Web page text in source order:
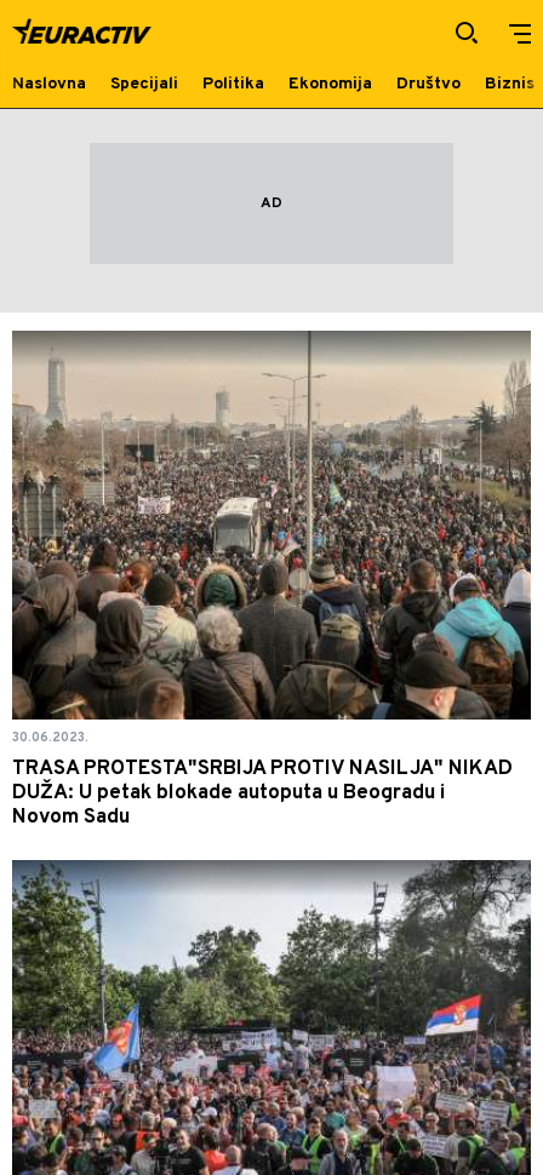
trasa
Naslovna Specijali Politika Ekonomija Društvo Biznis
30.06.2023.
TRASA PROTESTA"SRBIJA PROTIV NASILJA" NIKAD
DUŽA: U petak blokade autoputa u Beogradu i
Novom Sadu